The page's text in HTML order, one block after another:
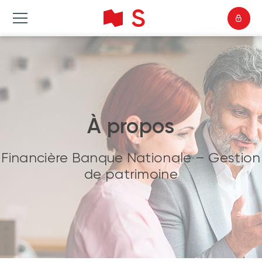
À propos
Financière Banque Nationale – Gestion
de patrimoine